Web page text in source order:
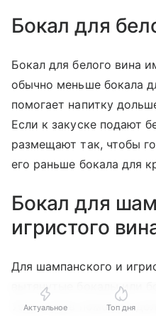
Бокал для
Бокал для белого вина
обычно меньше бокала
помогает напитку
Если к закуске подают
размещают так, чтобы
его раньше бокала для
Бокал для
игристого
Для шампанского и
вытянутые бокалы или
Узкая чаша помогает
Актуальное Топ дня